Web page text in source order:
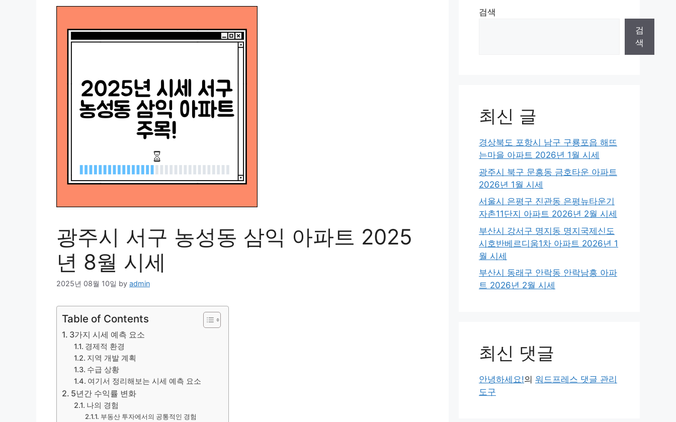
광주시 서구 농성동 삼익 아파트 2025
년 8월 시세
2025년 08월 10일 by admin
Table of Contents
3가지 시세 예측 요소
경제적 환경
지역 개발 계획
수급 상황
여기서 정리해보는 시세 예측 요소
5년간 수익률 변화
나의 경험
부동산 투자에서의 공통적인 경험
검색
검
색
최신 글
경상북도 포항시 남구 구룡포읍 해뜨
는마을 아파트 2026년 1월 시세
광주시 북구 문흥동 금호타운 아파트
2026년 1월 시세
서울시 은평구 진관동 은평뉴타운기
자촌11단지 아파트 2026년 2월 시세
부산시 강서구 명지동 명지국제신도
시호반베르디움1차 아파트 2026년 1
월 시세
부산시 동래구 안락동 안락남흥 아파
트 2026년 2월 시세
최신 댓글
안녕하세요!의 워드프레스 댓글 관리
도구